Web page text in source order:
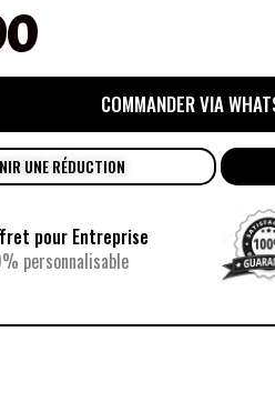
COMMANDER VIA
UNE RÉDUCTION
pour Entreprise
personnalisable